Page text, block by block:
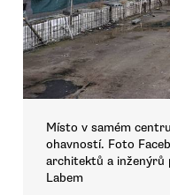
Místo v samém
ohavností. Foto
architektů a inženýrů
Labem